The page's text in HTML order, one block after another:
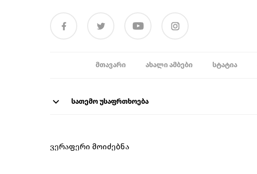
ᲛᲗᲐᲕᲐᲠᲘ ᲐᲮᲐᲚᲘ ᲐᲛᲑᲔᲑᲘ ᲡᲢᲐᲢᲘᲐ
სათემო უსაფრთხოება
ვერაფერი მოიძებნა